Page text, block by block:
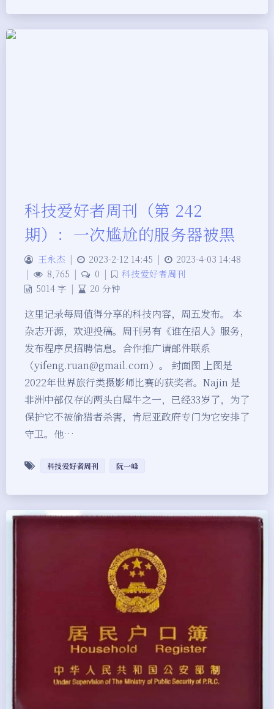
科技爱好者周刊（第 242
期）：一次尴尬的服务器被黑
王永杰 | 2023-2-12 14:45 |
2023-4-03 14:48
|
8,765 | 0 |
科技爱好者周刊
5014 字 | 20 分钟
这里记录每周值得分享的科技内容，周五发布。 本
杂志开源，欢迎投稿。周刊另有《谁在招人》服务，
发布程序员招聘信息。合作推广请邮件联系
（yifeng.ruan@gmail.com）。 封面图 上图是
2022年世界旅行类摄影师比赛的获奖者。Najin 是
非洲中部仅存的两头白犀牛之一，已经33岁了，为了
保护它不被偷猎者杀害，肯尼亚政府专门为它安排了
守卫。他…
科技爱好者周刊 阮一峰